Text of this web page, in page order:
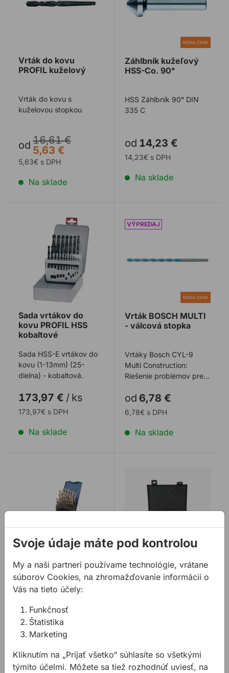
Vrták do kovu
PROFIL kuželový
Vrták do kovu s
kuželovou stopkou
od 16,61 €
5,63 €
5,63€ s DPH
Na sklade
NÍZKA CENA
Záhlbník kužeľový
HSS-Co. 90°
HSS Záhlbník 90° DIN
335 C
od 14,23 €
14,23€ s DPH
Na sklade
Sada vrtákov do kovu PROFIL HSS kobaltové
Sada vrtákov do
kovu PROFIL HSS
kobaltové
Sada HSS-E vrtákov do
kovu (1-13mm) (25-
dielna) - kobaltová.
173,97 € / ks
173,97€ s DPH
Na sklade
Vrták BOSCH MULTI -
NÍZKA CENA
Vrták BOSCH MULTI
- válcová stopka
Vrtáky Bosch CYL-9
Multi Construction:
Riešenie problémov pre
všetkých materiálov. ...
od 6,78 €
6,78€ s DPH
Na sklade
Sada vrtákov do
kovu PROFIL
výbrusové
Na výber tri sady: 13 ks
HSS vrtákov do kovu –
výbrusové (1,5 - 6,5 mm)
19 ks HSS vrtákov do ...
60,73 €
60,73€ s DPH
Sada 25mm
jadrových vrtákov
129,20 € / ks
129,20€ s DPH
Svoje údaje máte pod kontrolou
My a naši partneri používame technológie, vrátane
súborov Cookies, na zhromažďovanie informácií o
Vás na tieto účely:
Funkčnosť
Štatistika
Marketing
Kliknutím na „Prijať všetko“ súhlasíte so všetkými
týmito účelmi. Môžete sa tiež rozhodnúť uviesť, na